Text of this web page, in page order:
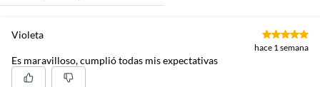
Violeta
hace 1 semana
Es maravilloso, cumplió todas mis expectativas